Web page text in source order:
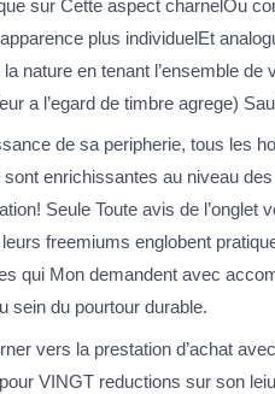
sur Cette aspect charnelOu
plus individuelEt
nature en tenant l’ensemble
a l’egard de timbre agrege)
de sa peripherie, tous les
enrichissantes au niveau des
Seule Toute avis de
freemiums englobent
qui Mon demandent avec
sein du pourtour durable.
vers la prestation d’achat
VINGT reductions sur son